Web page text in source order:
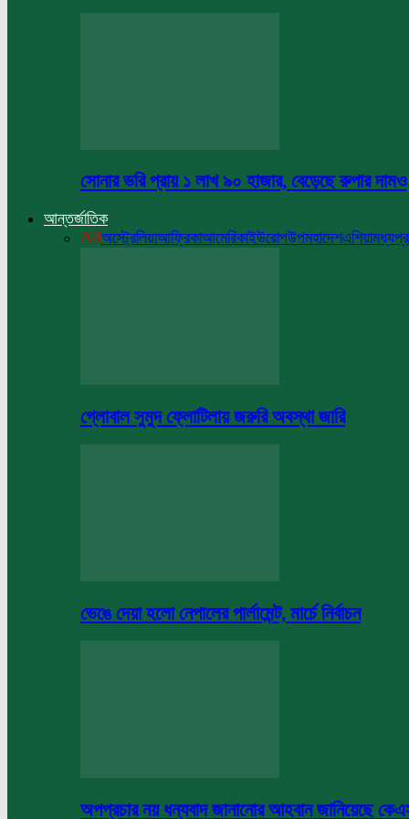
সোনার ভরি প্রায় ১ লাখ ৯০ হাজার, বেড়েছে রুপার দামও
আন্তর্জাতিক
Allঅস্ট্রেলিয়াআফ্রিকাআমেরিকাইউরোপউপমহাদেশএশিয়া
গ্লোবাল সুমুদ ফ্লোটিলায় জরুরি অবস্থা জারি
ভেঙে দেয়া হলো নেপালের পার্লামেন্ট, মার্চে নির্বাচন
অপপ্রচার নয় ধন্যবাদ জানানোর আহবান জানিয়েছে